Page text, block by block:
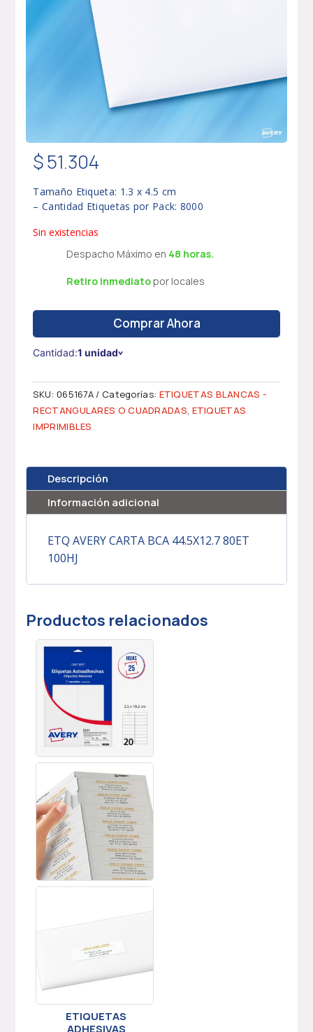
$51.304
Tamaño Etiqueta: 1.3 x 4.5 cm
– Cantidad Etiquetas por Pack: 8000
Sin existencias
Despacho Máximo en 48 horas.
Retiro inmediatopor locales
Comprar Ahora
Cantidad:1 unidad
SKU: 065167A Categorías: ETIQUETAS BLANCAS -
RECTANGULARES O CUADRADAS ETIQUETAS
IMPRIMIBLES
Descripción
Información adicional
ETQ AVERY CARTA BCA 44.5X12.7 80ET
100HJ
Productos relacionados
ETIQUETAS